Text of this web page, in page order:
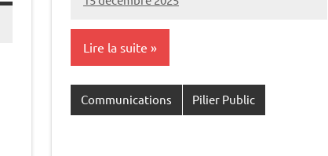
Commune
Lire la suite
Communications Pilier Public